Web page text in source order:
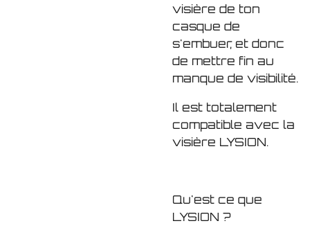
visière de ton
casque de
s'embuer, et donc
de mettre fin au
manque de visibilité.
Il est totalement
compatible avec la
visière LYSION.
Qu'est ce que
LYSION ?